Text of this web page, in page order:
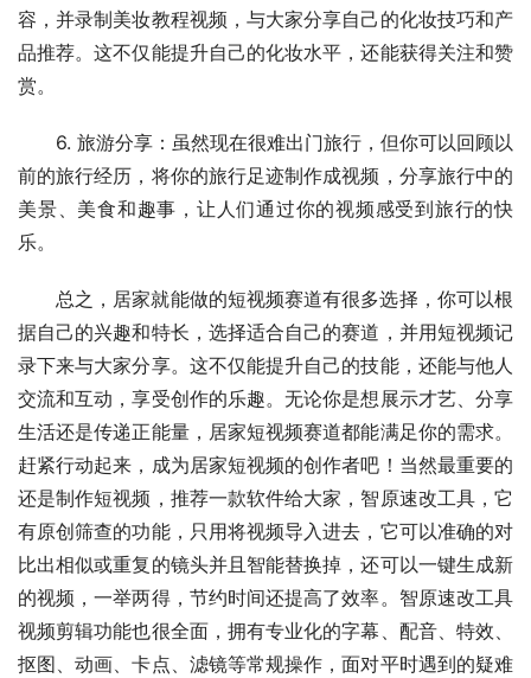
容，并录制美妆教程视频，与大家分享自己的化妆技巧和产
品推荐。这不仅能提升自己的化妆水平，还能获得关注和赞
赏。
6. 旅游分享：虽然现在很难出门旅行，但你可以回顾以
前的旅行经历，将你的旅行足迹制作成视频，分享旅行中的
美景、美食和趣事，让人们通过你的视频感受到旅行的快
乐。
总之，居家就能做的短视频赛道有很多选择，你可以根
据自己的兴趣和特长，选择适合自己的赛道，并用短视频记
录下来与大家分享。这不仅能提升自己的技能，还能与他人
交流和互动，享受创作的乐趣。无论你是想展示才艺、分享
生活还是传递正能量，居家短视频赛道都能满足你的需求。
赶紧行动起来，成为居家短视频的创作者吧！当然最重要的
还是制作短视频，推荐一款软件给大家，智原速改工具，它
有原创筛查的功能，只用将视频导入进去，它可以准确的对
比出相似或重复的镜头并且智能替换掉，还可以一键生成新
的视频，一举两得，节约时间还提高了效率。智原速改工具
视频剪辑功能也很全面，拥有专业化的字幕、配音、特效、
抠图、动画、卡点、滤镜等常规操作，面对平时遇到的疑难